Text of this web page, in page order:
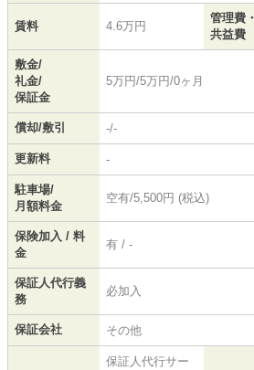
賃料 4.6万円
管理費・
共益費
敷金/
礼金/
保証金
5万円/5万円/0ヶ月
償却/敷引 -/-
更新料 -
駐車場/
月額料金
空有/5,500円 (税込)
保険加入 / 料
金
有 / -
保証人代行義
務
必加入
保証会社 その他
保証人代行サー